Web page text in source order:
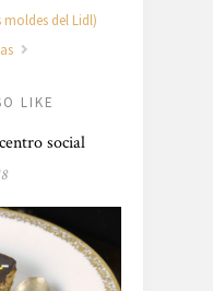
del Lidl)
LIKE
social